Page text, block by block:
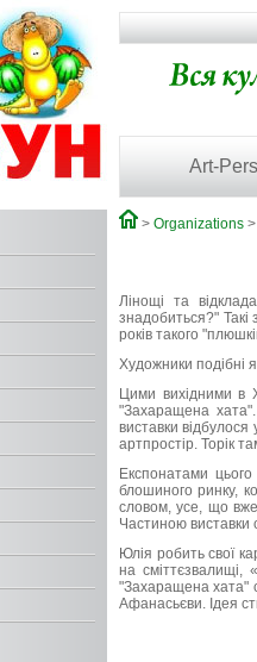
Art-
> Organizations >
Лінощі та
знадобиться?"
років такого
Художники подібні
Цими вихідними в
"Захаращена
виставки
артпростір. Торік
Експонатами
блошиного ринку,
словом, усе, що
Частиною виставки
Юлія робить свої
на сміттєзвалищі,
"Захаращена хата"
Афанасьєви. Ідея